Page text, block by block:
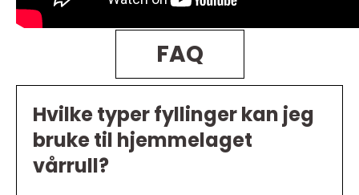
FAQ
Hvilke typer fyllinger kan jeg
bruke til hjemmelaget
vårrull?